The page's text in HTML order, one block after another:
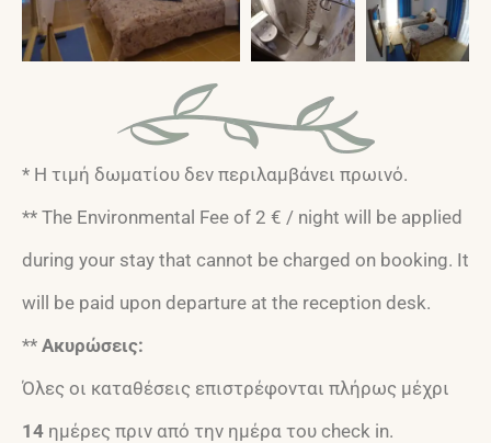
* Η τιμή δωματίου δεν περιλαμβάνει πρωινό.
** The Environmental Fee of 2 € / night will be applied
during your stay that cannot be charged on booking. It
will be paid upon departure at the reception desk.
** Ακυρώσεις:
Όλες οι καταθέσεις επιστρέφονται πλήρως μέχρι
14 ημέρες πριν από την ημέρα του check in.